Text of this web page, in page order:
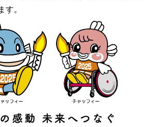
す。